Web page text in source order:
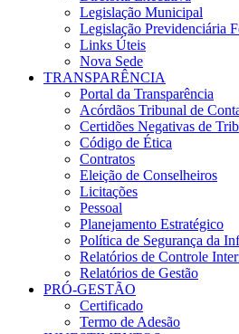
Legislação Municipal
Legislação Previdenciária
Links Úteis
Nova Sede
TRANSPARÊNCIA
Portal da Transparência
Acórdãos Tribunal de
Certidões Negativas de
Código de Ética
Contratos
Eleição de Conselheiros
Licitações
Pessoal
Planejamento Estratégico
Política de Segurança da
Relatórios de Controle
Relatórios de Gestão
PRÓ-GESTÃO
Certificado
Termo de Adesão